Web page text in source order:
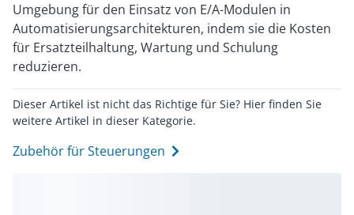
Umgebung für den Einsatz von E/A-Modulen in
Automatisierungsarchitekturen, indem sie die Kosten
für Ersatzteilhaltung, Wartung und Schulung
reduzieren.
Dieser Artikel ist nicht das Richtige für Sie? Hier finden Sie
weitere Artikel in dieser Kategorie.
Zubehör für Steuerungen